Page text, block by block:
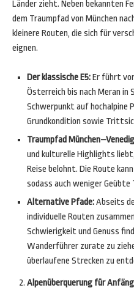
Länder zieht. Neben bekannten
dem Traumpfad von München
kleinere Routen, die sich für
eignen.
Der klassische E5:Er führt
Österreich bis nach Meran in
Schwerpunkt auf hochalpine
Grundkondition sowie
Traumpfad
und kulturelle Highlights
Reise belohnt. Die Route
sodass auch weniger
Alternative Pfade:Abseits
individuelle Routen
Schwierigkeit und Genuss
Wanderführer zurate zu
überlaufene Strecken zu
Alpenüberquerung für